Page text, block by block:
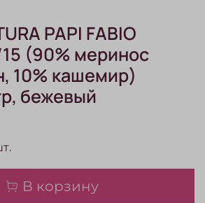
PAPI FABIO
15 (90% меринос
10% кашемир)
бежевый
В корзину